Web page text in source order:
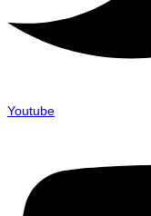
Youtube